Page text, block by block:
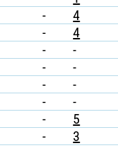
-
4
-
4
-
-
-
-
-
-
-
-
-
5
-
3